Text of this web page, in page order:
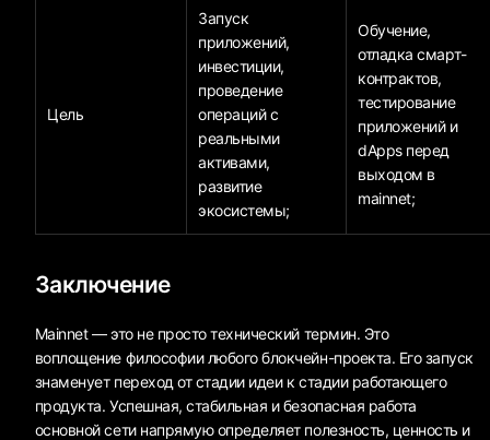
Цель
Запуск
приложений,
инвестиции,
проведение
операций с
реальными
активами,
развитие
экосистемы;
Обучение,
отладка смарт-
контрактов,
тестирование
приложений и
dApps перед
выходом в
mainnet;
Заключение
Mainnet — это не просто технический термин. Это
воплощение философии любого блокчейн-проекта. Его запуск
знаменует переход от стадии идеи к стадии работающего
продукта. Успешная, стабильная и безопасная работа
основной сети напрямую определяет полезность, ценность и